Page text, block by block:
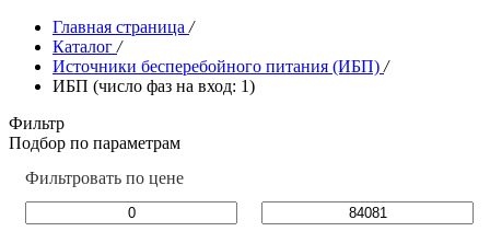
Главная страница /
Каталог /
Источники бесперебойного питания (ИБП) /
ИБП (число фаз на вход: 1)
Фильтр
Подбор по параметрам
Фильтровать по цене